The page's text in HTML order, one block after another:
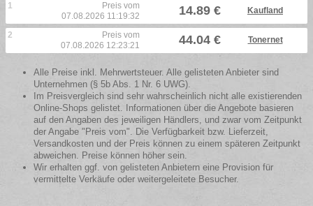
1
Preis vom
07.08.2026 11:19:32
14.89 € Kaufland
2
Preis vom
07.08.2026 12:23:21
44.04 € Tonernet
Alle Preise inkl. Mehrwertsteuer. Alle gelisteten Anbieter sind
Unternehmen (§ 5b Abs. 1 Nr. 6 UWG).
Im Preisvergleich sind sehr wahrscheinlich nicht alle existierenden
Online-Shops gelistet. Informationen über die Angebote basieren
auf den Angaben des jeweiligen Händlers, und zwar vom Zeitpunkt
der Angabe "Preis vom". Die Verfügbarkeit bzw. Lieferzeit,
Versandkosten und der Preis können zu einem späteren Zeitpunkt
abweichen. Preise können höher sein.
Wir erhalten ggf. von gelisteten Anbietern eine Provision für
vermittelte Verkäufe oder weitergeleitete Besucher.